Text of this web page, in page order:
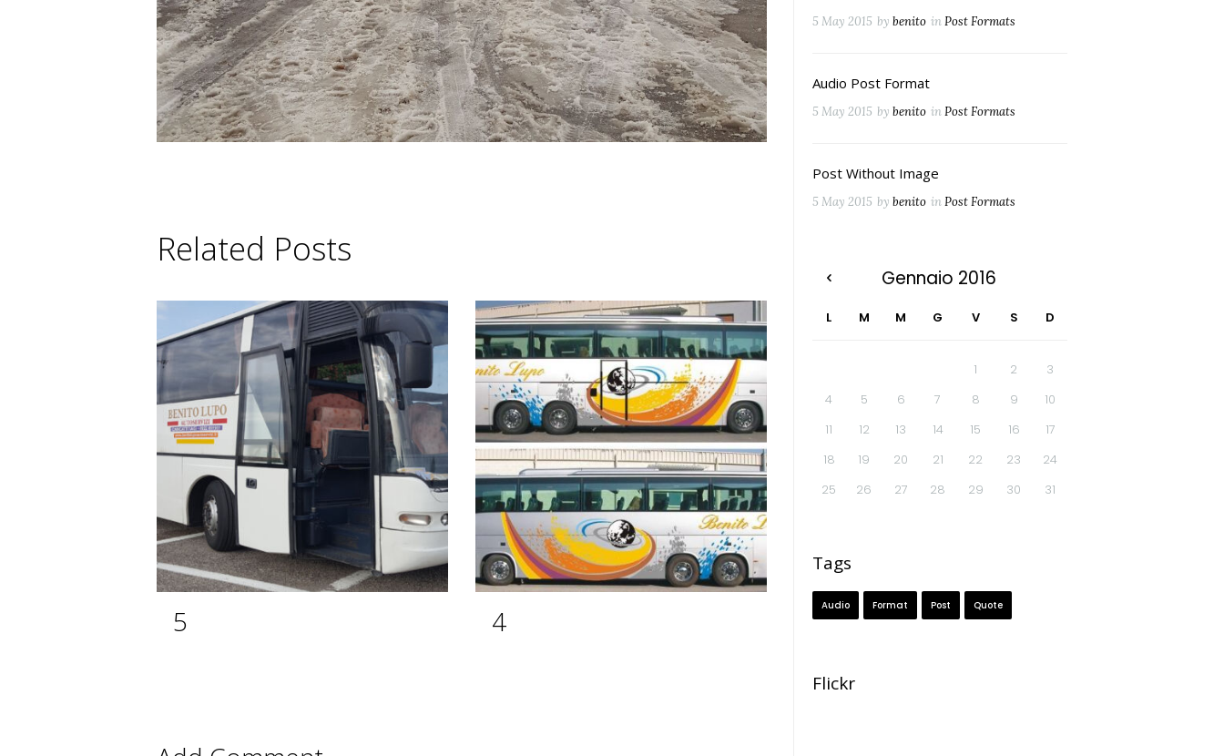
Related Posts
5 4
5 May 2015 by benito inPost Formats
Audio Post Format
5 May 2015 by benito inPost Formats
Post Without Image
5 May 2015 by benito inPost Formats
Gennaio 2016
L M M G V S D
1 2
3
4
5 6 7 8 9
10
11
12 13 14 15 16
17
18
19 20 21 22 23
24
25
26 27 28 29 30 31
Tags
Audio Format Post Quote
Flickr